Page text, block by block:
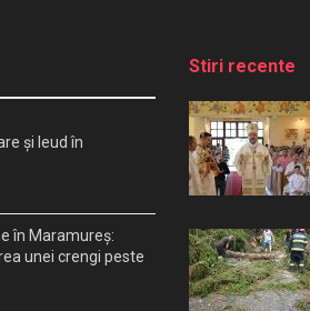
și Ieud în
în Maramureș:
unei crengi peste
Stiri recente